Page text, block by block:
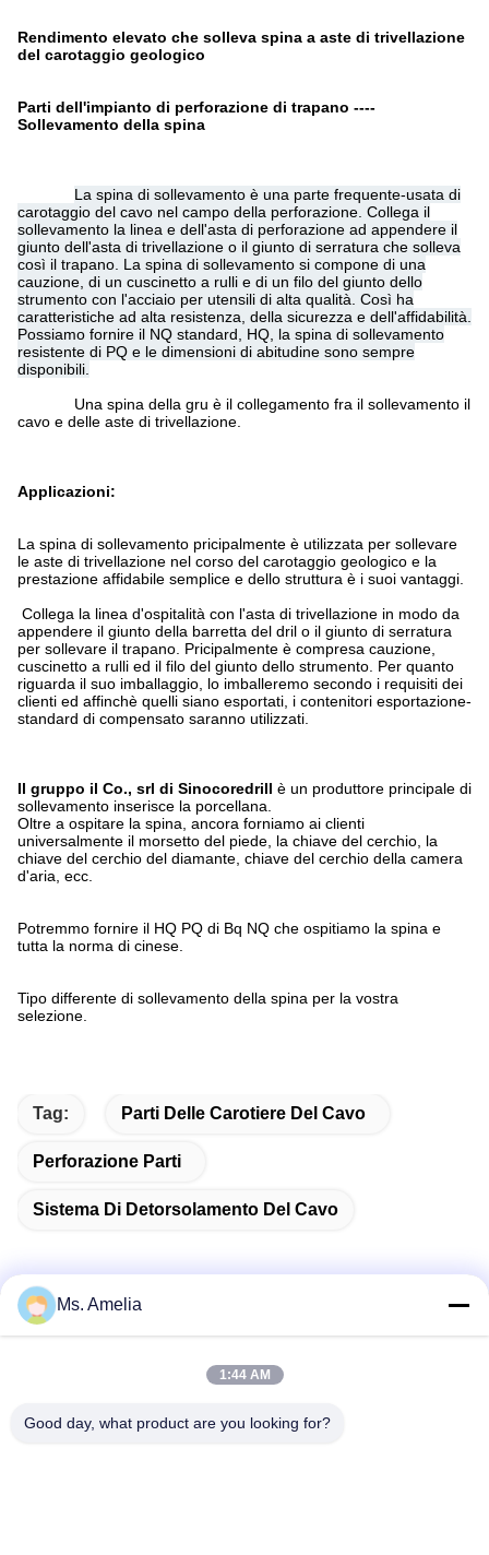
Rendimento elevato che solleva spina a aste di trivellazione
del carotaggio geologico
Parti dell'impianto di perforazione di trapano ----
Sollevamento della spina
La spina di sollevamento è una parte frequente-usata di
carotaggio del cavo nel campo della perforazione. Collega il
sollevamento la linea e dell'asta di perforazione ad appendere il
giunto dell'asta di trivellazione o il giunto di serratura che solleva
così il trapano. La spina di sollevamento si compone di una
cauzione, di un cuscinetto a rulli e di un filo del giunto dello
strumento con l'acciaio per utensili di alta qualità. Così ha
caratteristiche ad alta resistenza, della sicurezza e dell'affidabilità.
Possiamo fornire il NQ standard, HQ, la spina di sollevamento
resistente di PQ e le dimensioni di abitudine sono sempre
disponibili.
Una spina della gru è il collegamento fra il sollevamento il
cavo e delle aste di trivellazione.
Applicazioni:
La spina di sollevamento pricipalmente è utilizzata per sollevare
le aste di trivellazione nel corso del carotaggio geologico e la
prestazione affidabile semplice e dello struttura è i suoi vantaggi.
Collega la linea d'ospitalità con l'asta di trivellazione in modo da
appendere il giunto della barretta del dril o il giunto di serratura
per sollevare il trapano. Pricipalmente è compresa cauzione,
cuscinetto a rulli ed il filo del giunto dello strumento. Per quanto
riguarda il suo imballaggio, lo imballeremo secondo i requisiti dei
clienti ed affinchè quelli siano esportati, i contenitori esportazione-
standard di compensato saranno utilizzati.
Il gruppo il Co., srl di Sinocoredrill è un produttore principale di
sollevamento inserisce la porcellana.
Oltre a ospitare la spina, ancora forniamo ai clienti
universalmente il morsetto del piede, la chiave del cerchio, la
chiave del cerchio del diamante, chiave del cerchio della camera
d'aria, ecc.
Potremmo fornire il HQ PQ di Bq NQ che ospitiamo la spina e
tutta la norma di cinese.
Tipo differente di sollevamento della spina per la vostra
selezione.
Tag: Parti Delle Carotiere Del Cavo
Perforazione Parti
Sistema Di Detorsolamento Del Cavo
- No, no, no, no.122, Xizhang Road, città di Wuxi, provincia
Ms. Amelia
1:44 AM
Good day, what product are you looking for?